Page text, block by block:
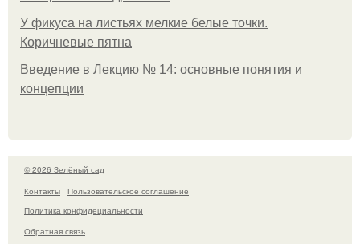
У фикуса на листьях мелкие белые точки.
Коричневые пятна
Введение в Лекцию № 14: основные понятия и
концепции
© 2026 Зелёный сад
Контакты
Пользовательское соглашение
Политика конфидециальности
Обратная связь